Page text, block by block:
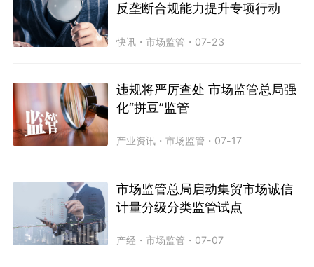
反垄断合规能力提升专项行动
快讯 ・市场监管 ・ 07-23
违规将严厉查处 市场监管总局强
化“拼豆”监管
产业资讯 ・市场监管 ・ 07-17
市场监管总局启动集贸市场诚信
计量分级分类监管试点
产经 ・市场监管 ・ 07-07